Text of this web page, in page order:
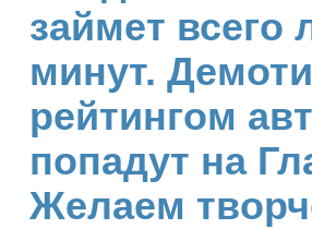
займет всего
минут.
рейтингом
попадут на
Желаем